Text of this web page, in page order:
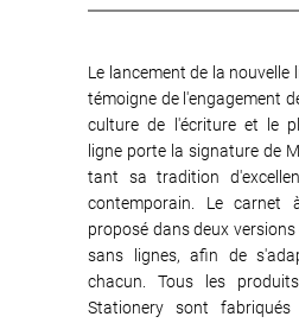
Le lancement de la nouvelle
témoigne de l'engagement
culture de l'écriture et le
ligne porte la signature de
tant sa tradition
contemporain. Le carnet
proposé dans deux
sans lignes, afin de
chacun. Tous les
Stationery sont